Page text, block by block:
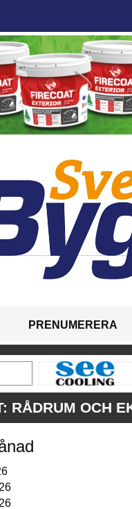
PRENUMERERA
RÅDRUM OCH